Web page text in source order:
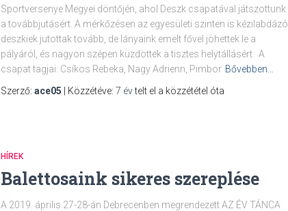
Sportversenye Megyei döntőjén, ahol Deszk csapatával játszottunk
a továbbjutásért. A mérkőzésen az egyesületi szinten is kézilabdázó
deszkiek jutottak tovább, de lányaink emelt fővel jöhettek le a
pályáról, és nagyon szépen küzdöttek a tisztes helytállásért. A
csapat tagjai: Csíkos Rebeka, Nagy Adrienn, Pimbor Bővebben…
Szerző: ace05 | Közzétéve: 7 évtelt el a közzététel óta
HÍREK
Balettosaink sikeres szereplése
A 2019. április 27-28-án Debrecenben megrendezett AZ ÉV TÁNCA